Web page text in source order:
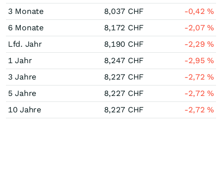
3 Monate
8,037 CHF -0,42%
6 Monate
8,172 CHF -2,07%
Lfd. Jahr
8,190 CHF -2,29%
1 Jahr
8,247 CHF -2,95%
3 Jahre
8,227 CHF -2,72%
5 Jahre
8,227 CHF -2,72%
10 Jahre
8,227 CHF -2,72%